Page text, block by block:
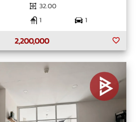
32.00
1
1
2,200,000